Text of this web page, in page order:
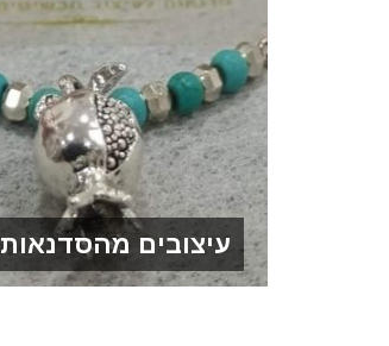
עיצובים מהסדנאות